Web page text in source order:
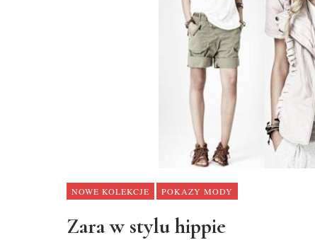
NOWE KOLEKCJE POKAZY MODY
Zara w stylu hippie